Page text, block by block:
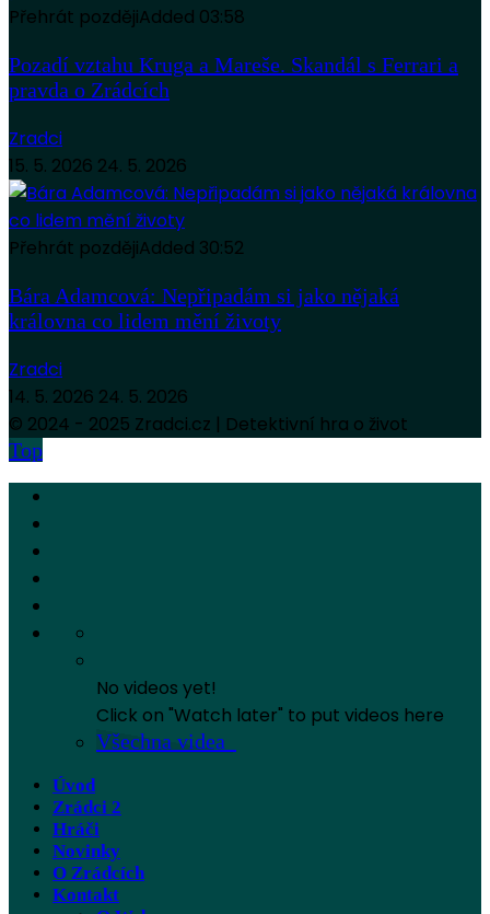
Přehrát pozdějiAdded 03:58
Pozadí vztahu Kruga a Mareše. Skandál s Ferrari a
pravda o Zrádcích
Zradci
15. 5. 2026 24. 5. 2026
Přehrát pozdějiAdded 30:52
Bára Adamcová: Nepřipadám si jako nějaká
královna co lidem mění životy
Zradci
14. 5. 2026 24. 5. 2026
© 2024 - 2025 Zradci.cz | Detektivní hra o život
Top
No videos yet!
Click on "Watch later" to put videos here
Všechna videa
Úvod
Zrádci 2
Hráči
Novinky
O Zrádcích
Kontakt